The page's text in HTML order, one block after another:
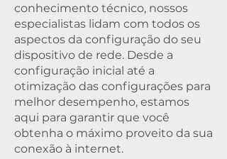
conhecimento técnico, nossos
especialistas lidam com todos os
aspectos da configuração do seu
dispositivo de rede. Desde a
configuração inicial até a
otimização das configurações para
melhor desempenho, estamos
aqui para garantir que você
obtenha o máximo proveito da sua
conexão à internet.